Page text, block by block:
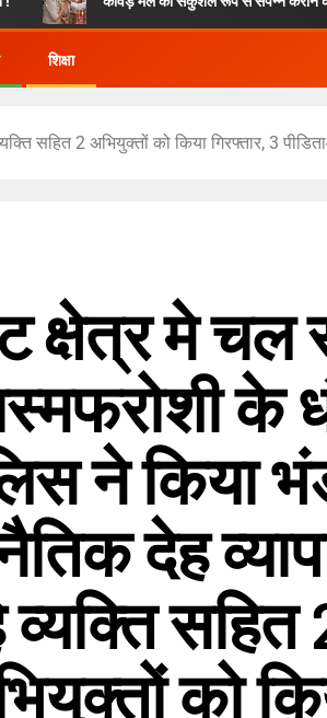
शिक्षा
सहित 2 अभियुक्तों को किया गिरफ्तार, 3
क्षेत्र मे चल
के
ने किया
देह
व्यक्ति सहित
को